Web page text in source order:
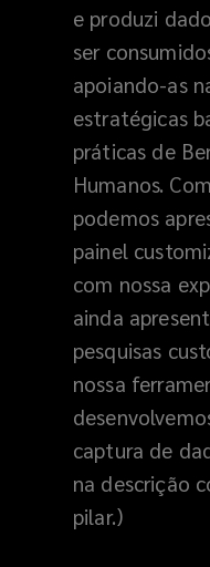
e produzi
ser
apoiando-as
estratégicas
práticas de
Humanos.
podemos
painel
com nossa
ainda
pesquisas
nossa
captura de
na descrição
pilar.)